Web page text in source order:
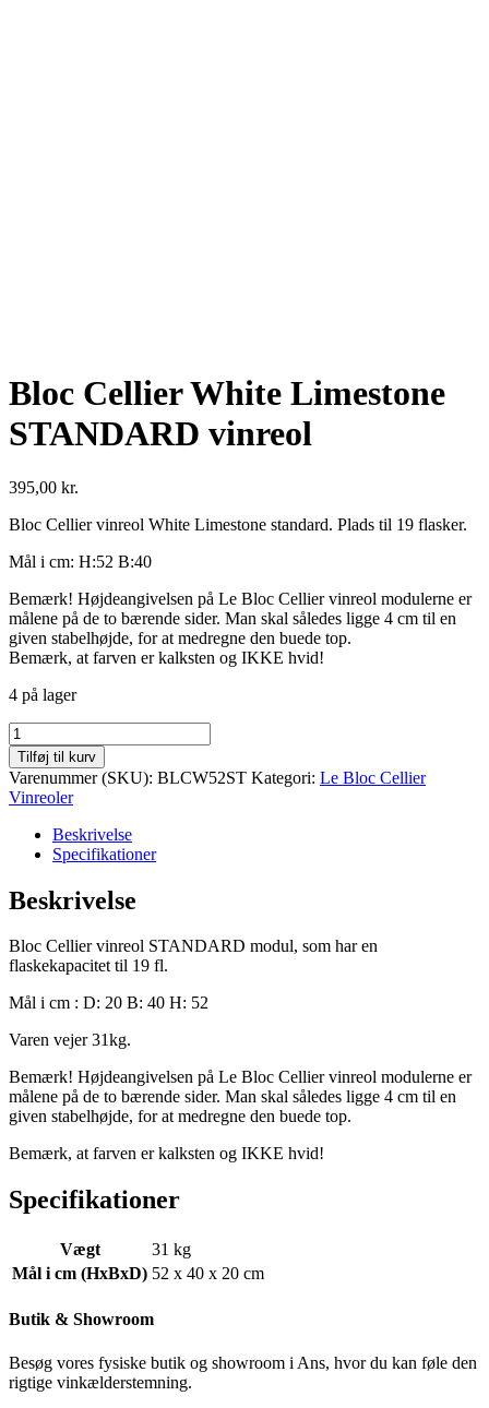
Bloc Cellier White Limestone
STANDARD vinreol
395,00 kr.
Bloc Cellier vinreol White Limestone standard. Plads til 19 flasker.
Mål i cm: H:52 B:40
Bemærk! Højdeangivelsen på Le Bloc Cellier vinreol modulerne er
målene på de to bærende sider. Man skal således ligge 4 cm til en
given stabelhøjde, for at medregne den buede top.
Bemærk, at farven er kalksten og IKKE hvid!
4 på lager
Bloc
Cellier
White
Limestone
STANDARD
vinreol
antal
Tilføj til kurv
Varenummer (SKU): BLCW52ST Kategori: Le Bloc Cellier
Vinreoler
Beskrivelse
Specifikationer
Beskrivelse
Bloc Cellier vinreol STANDARD modul, som har en
flaskekapacitet til 19 fl.
Mål i cm : D: 20 B: 40 H: 52
Varen vejer 31kg.
Bemærk! Højdeangivelsen på Le Bloc Cellier vinreol modulerne er
målene på de to bærende sider. Man skal således ligge 4 cm til en
given stabelhøjde, for at medregne den buede top.
Bemærk, at farven er kalksten og IKKE hvid!
Specifikationer
Vægt
31 kg
Mål i cm (HxBxD) 52 x 40 x 20 cm
Butik & Showroom
Besøg vores fysiske butik og showroom i Ans, hvor du kan føle den
rigtige vinkælderstemning.